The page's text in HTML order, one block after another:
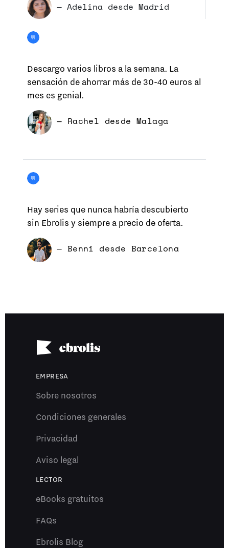
— Adelina desde Madrid
Descargo varios libros a la semana. La
sensación de ahorrar más de 30-40 euros al
mes es genial.
— Rachel desde Malaga
Hay series que nunca habría descubierto
sin Ebrolis y siempre a precio de oferta.
— Benni desde Barcelona
EMPRESA
Sobre nosotros
Condiciones generales
Privacidad
Aviso legal
LECTOR
eBooks gratuitos
FAQs
Ebrolis Blog